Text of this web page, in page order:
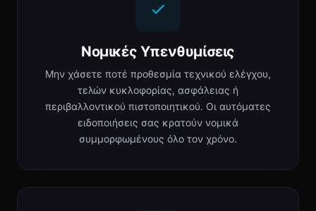
Νομικές Υπενθυμίσεις
Μην χάσετε ποτέ προθεσμία τεχνικού ελέγχου,
τελών κυκλοφορίας, ασφάλειας ή
περιβαλλοντικού πιστοποιητικού. Οι αυτόματες
ειδοποιήσεις σας κρατούν νομικά
συμμορφωμένους όλο τον χρόνο.